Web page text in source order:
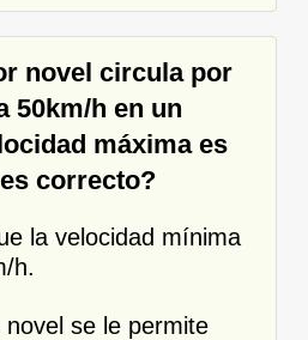
novel circula por
50km/h en un
máxima es
correcto?
la velocidad mínima
h.
se le permite